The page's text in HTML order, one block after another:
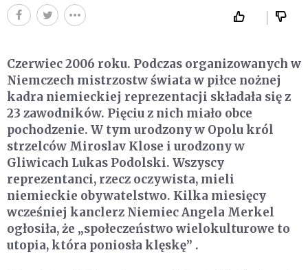
Czerwiec 2006 roku. Podczas organizowanych w
Niemczech mistrzostw świata w piłce nożnej
kadra niemieckiej reprezentacji składała się z
23 zawodników. Pięciu z nich miało obce
pochodzenie. W tym urodzony w Opolu król
strzelców Miroslav Klose i urodzony w
Gliwicach Lukas Podolski. Wszyscy
reprezentanci, rzecz oczywista, mieli
niemieckie obywatelstwo. Kilka miesięcy
wcześniej kanclerz Niemiec Angela Merkel
ogłosiła, że „społeczeństwo wielokulturowe to
utopia, która poniosła klęskę” .